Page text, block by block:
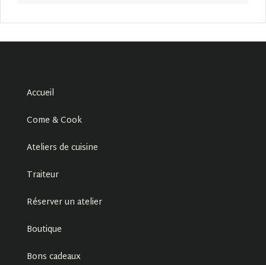
Accueil
Come & Cook
Ateliers de cuisine
Traiteur
Réserver un atelier
Boutique
Bons cadeaux